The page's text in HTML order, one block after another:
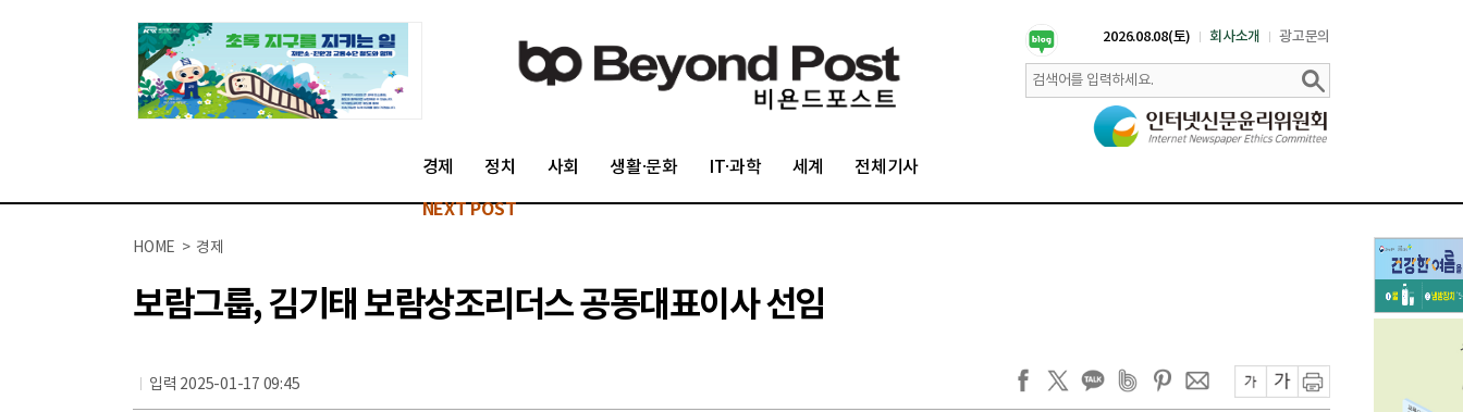
2026.08.08(토) 회사소개 광고문의
경제 정치 사회 생활·문화 IT·과학 세계 전체기사
NEXT POST
HOME > 경제
보람그룹, 김기태 보람상조리더스 공동대표이사 선임
입력 2025-01-17 09:45